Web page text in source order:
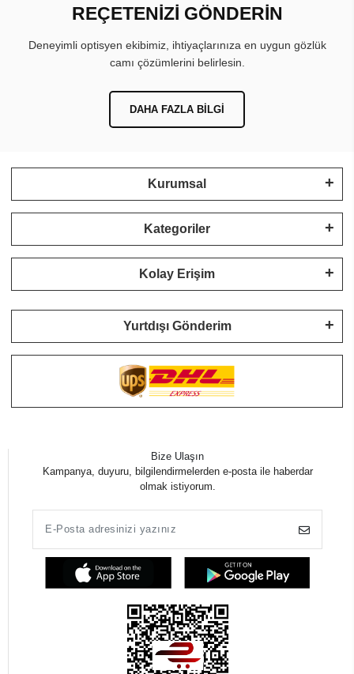
REÇETENİZİ GÖNDERİN
Deneyimli optisyen ekibimiz, ihtiyaçlarınıza en uygun gözlük
camı çözümlerini belirlesin.
DAHA FAZLA BILGI
Kurumsal
Kategoriler
Kolay Erişim
Yurtdışı Gönderim
Bize Ulaşın
Kampanya, duyuru, bilgilendirmelerden e-posta ile haberdar
olmak istiyorum.